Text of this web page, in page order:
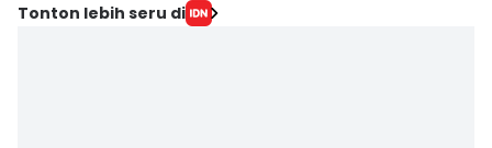
Tonton lebih seru di